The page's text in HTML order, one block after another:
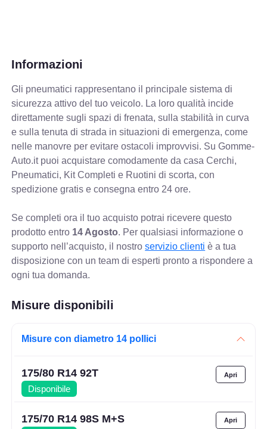
Informazioni
Gli pneumatici rappresentano il principale sistema di
sicurezza attivo del tuo veicolo. La loro qualità incide
direttamente sugli spazi di frenata, sulla stabilità in curva
e sulla tenuta di strada in situazioni di emergenza, come
nelle manovre per evitare ostacoli improvvisi. Su Gomme-
Auto.it puoi acquistare comodamente da casa Cerchi,
Pneumatici, Kit Completi e Ruotini di scorta, con
spedizione gratis e consegna entro 24 ore.
Se completi ora il tuo acquisto potrai ricevere questo
prodotto entro 14 Agosto. Per qualsiasi informazione o
supporto nell’acquisto, il nostroservizio clienti è a tua
disposizione con un team di esperti pronto a rispondere a
ogni tua domanda.
Misure disponibili
Misure con diametro 14 pollici
175/80 R14 92T
Disponibile
175/70 R14 98S M+S